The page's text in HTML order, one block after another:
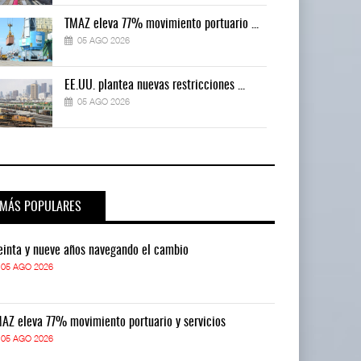
TMAZ eleva 77% movimiento portuario ...
05 AGO 2026
EE.UU. plantea nuevas restricciones ...
05 AGO 2026
MÁS POPULARES
y nueve años navegando el cambio
05 AGO 2026
eleva 77% movimiento portuario y servicios
05 AGO 2026